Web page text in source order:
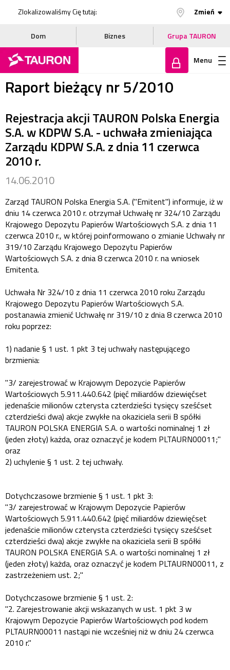
Zlokalizowaliśmy Cię tutaj: Zmień
Dom Biznes Grupa TAURON
Zaloguj
się
Menu
Raport bieżący nr 5/2010
Rejestracja akcji TAURON Polska Energia
S.A. w KDPW S.A. - uchwała zmieniająca
Zarządu KDPW S.A. z dnia 11 czerwca
2010 r.
14.06.2010
Zarząd TAURON Polska Energia S.A. ("Emitent") informuje, iż w
dniu 14 czerwca 2010 r. otrzymał Uchwałę nr 324/10 Zarządu
Krajowego Depozytu Papierów Wartościowych S.A. z dnia 11
czerwca 2010 r., w której poinformowano o zmianie Uchwały nr
319/10 Zarządu Krajowego Depozytu Papierów
Wartościowych S.A. z dnia 8 czerwca 2010 r. na wniosek
Emitenta.
Uchwała Nr 324/10 z dnia 11 czerwca 2010 roku Zarządu
Krajowego Depozytu Papierów Wartościowych S.A.
postanawia zmienić Uchwałę nr 319/10 z dnia 8 czerwca 2010
roku poprzez:
1) nadanie § 1 ust. 1 pkt 3 tej uchwały następującego
brzmienia:
"3/ zarejestrować w Krajowym Depozycie Papierów
Wartościowych 5.911.440.642 (pięć miliardów dziewięćset
jedenaście milionów czterysta czterdzieści tysięcy sześćset
czterdzieści dwa) akcje zwykłe na okaziciela serii B spółki
TAURON POLSKA ENERGIA S.A. o wartości nominalnej 1 zł
(jeden złoty) każda, oraz oznaczyć je kodem PLTAURN00011;"
oraz
2) uchylenie § 1 ust. 2 tej uchwały.
Dotychczasowe brzmienie § 1 ust. 1 pkt 3:
"3/ zarejestrować w Krajowym Depozycie Papierów
Wartościowych 5.911.440.642 (pięć miliardów dziewięćset
jedenaście milionów czterysta czterdzieści tysięcy sześćset
czterdzieści dwa) akcje zwykłe na okaziciela serii B spółki
TAURON POLSKA ENERGIA S.A. o wartości nominalnej 1 zł
(jeden złoty) każda, oraz oznaczyć je kodem PLTAURN00011, z
zastrzeżeniem ust. 2;"
Dotychczasowe brzmienie § 1 ust. 2:
"2. Zarejestrowanie akcji wskazanych w ust. 1 pkt 3 w
Krajowym Depozycie Papierów Wartościowych pod kodem
PLTAURN00011 nastąpi nie wcześniej niż w dniu 24 czerwca
2010 r."